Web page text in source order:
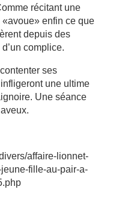
récitant une
«avoue» enfin ce que
depuis des
complice.
ses
une ultime
Une séance
affaire-lionnet-
fille-au-pair-a-